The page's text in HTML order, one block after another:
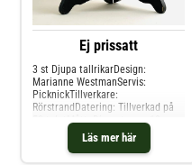
Ej prissatt
Läs mer här
3 st Djupa tallrikarDesign:
Marianne WestmanServis:
PicknickTillverkare:
RörstrandDatering: Tillverkad på
cmMärkningar: En fabriksstämpel
från Rörstrand ,PicknickKondition:
Gott skick